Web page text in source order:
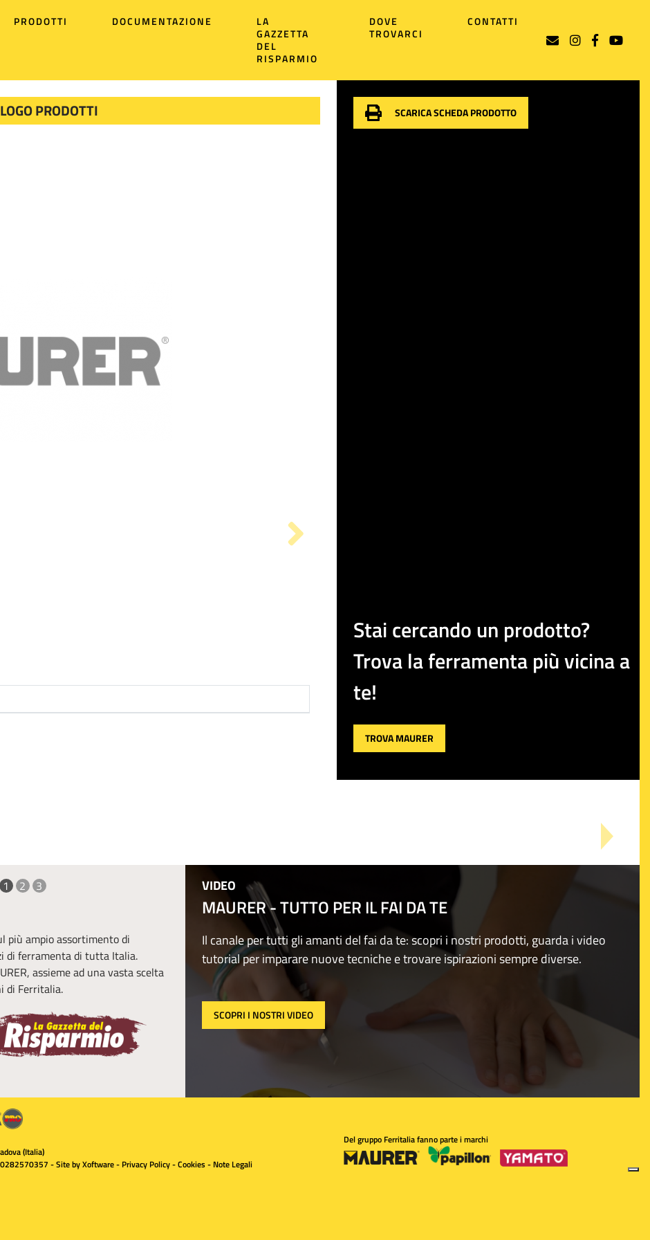
PRODOTTI DOCUMENTAZIONE
LA
GAZZETTA
DEL
RISPARMIO
DOVE
TROVARCI
CONTATTI
PRODOTTI SCARICA SCHEDA PRODOTTO
Stai cercando un prodotto?
Trova la ferramenta più vicina a
te!
TROVA MAURER
1 2 3
più ampio assortimento di
di ferramenta di tutta Italia.
assieme ad una vasta scelta
di Ferritalia.
VIDEO
MAURER - TUTTO PER IL FAI DA TE
Il canale per tutti gli amanti del fai da te: scopri i nostri prodotti, guarda i video
tutorial per imparare nuove tecniche e trovare ispirazioni sempre diverse.
SCOPRI I NOSTRI VIDEO
(Italia)
- Site byXoftware- Privacy Policy-Cookies- Note Legali
Del gruppo Ferritalia fanno parte i marchi